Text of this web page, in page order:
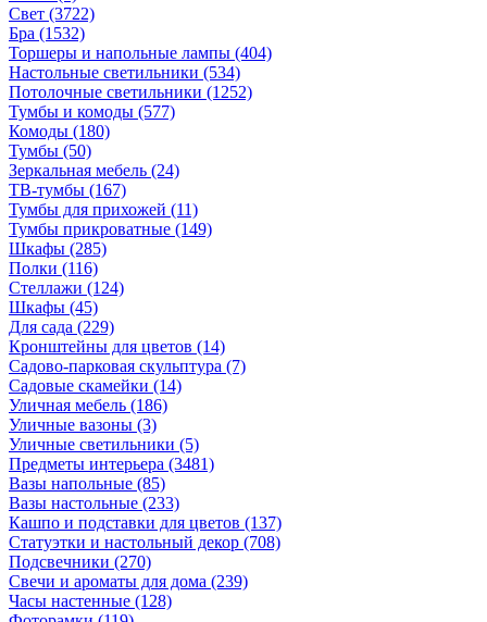
Свет (3722)
Бра (1532)
Торшеры и напольные лампы (404)
Настольные светильники (534)
Потолочные светильники (1252)
Тумбы и комоды (577)
Комоды (180)
Тумбы (50)
Зеркальная мебель (24)
ТВ-тумбы (167)
Тумбы для прихожей (11)
Тумбы прикроватные (149)
Шкафы (285)
Полки (116)
Стеллажи (124)
Шкафы (45)
Для сада (229)
Кронштейны для цветов (14)
Садово-парковая скульптура (7)
Садовые скамейки (14)
Уличная мебель (186)
Уличные вазоны (3)
Уличные светильники (5)
Предметы интерьера (3481)
Вазы напольные (85)
Вазы настольные (233)
Кашпо и подставки для цветов (137)
Статуэтки и настольный декор (708)
Подсвечники (270)
Свечи и ароматы для дома (239)
Часы настенные (128)